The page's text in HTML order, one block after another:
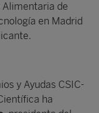
Alimentaria de
en Madrid
y Ayudas CSIC-
ha